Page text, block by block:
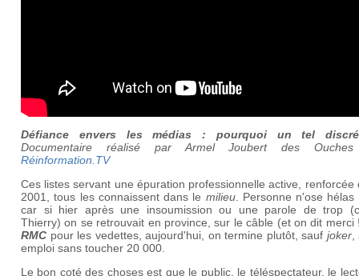
Défiance envers les médias : pourquoi un tel
Documentaire réalisé par Armel Joubert des
Réinformation.TV
Ces listes servant une épuration professionnelle active, renforcée
2001, tous les connaissent dans le milieu. Personne n'ose hélas
car si hier après une insoumission ou une parole de trop
Thierry) on se retrouvait en province, sur le câble (et on dit merci
RMC pour les vedettes, aujourd'hui, on termine plutôt, sauf joker,
emploi sans toucher 20 000.
Le bon coté des choses est que le public, le téléspectateur, le